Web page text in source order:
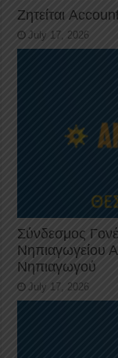
Ζητείται
July 17, 2026
Σύνδεσμος
Νηπιαγωγείου
Νηπιαγωγού
July 17, 2026